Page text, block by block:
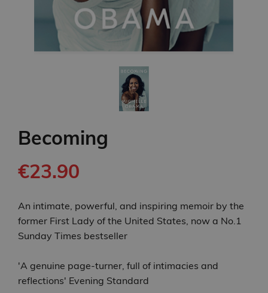
Becoming
€23.90
An intimate, powerful, and inspiring memoir by the
former First Lady of the United States, now a No.1
Sunday Times bestseller
'A genuine page-turner, full of intimacies and
reflections' Evening Standard